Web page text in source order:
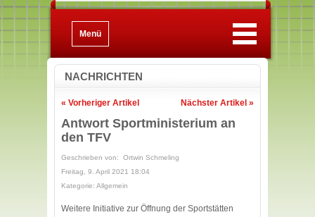
Menü
NACHRICHTEN
Nächster Artikel »
« Vorheriger Artikel
Antwort Sportministerium an
den TFV
Geschrieben von: Ortwin Schmeling
Freitag, 9. April 2021 18:04
Kategorie: Allgemein
Weitere Initiative zur Öffnung der Sportstätten